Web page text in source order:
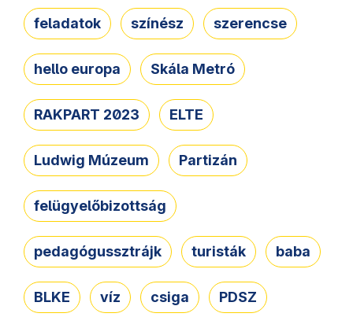
feladatok színész szerencse
hello europa Skála Metró
RAKPART 2023 ELTE
Ludwig Múzeum Partizán
felügyelőbizottság
pedagógussztrájk turisták baba
BLKE víz csiga PDSZ